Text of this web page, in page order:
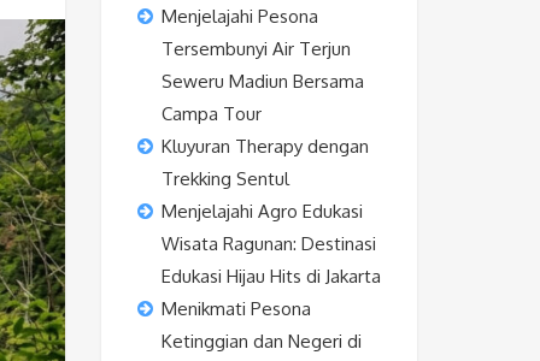
Menjelajahi Pesona
Tersembunyi Air Terjun
Seweru Madiun Bersama
Campa Tour
Kluyuran Therapy dengan
Trekking Sentul
Menjelajahi Agro Edukasi
Wisata Ragunan: Destinasi
Edukasi Hijau Hits di Jakarta
Menikmati Pesona
Ketinggian dan Negeri di